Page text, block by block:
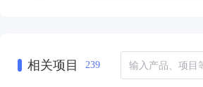
相关项目 239